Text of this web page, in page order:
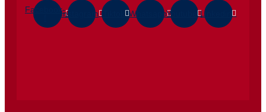
Facebook-Instagram WhatsappYoutube Linkedin